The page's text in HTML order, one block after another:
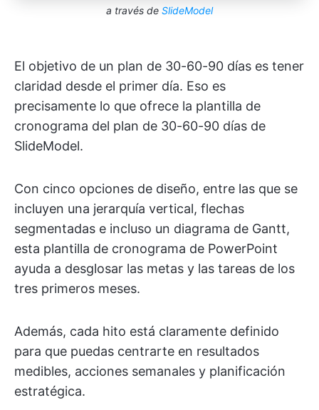
a través de SlideModel
El objetivo de un plan de 30-60-90 días es tener
claridad desde el primer día. Eso es
precisamente lo que ofrece la plantilla de
cronograma del plan de 30-60-90 días de
SlideModel.
Con cinco opciones de diseño, entre las que se
incluyen una jerarquía vertical, flechas
segmentadas e incluso un diagrama de Gantt,
esta plantilla de cronograma de PowerPoint
ayuda a desglosar las metas y las tareas de los
tres primeros meses.
Además, cada hito está claramente definido
para que puedas centrarte en resultados
medibles, acciones semanales y planificación
estratégica.